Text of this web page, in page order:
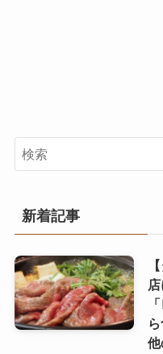
新着記事
他